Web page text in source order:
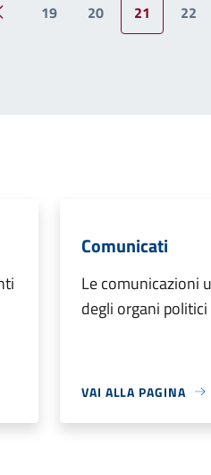
Pagina precedente
19 20 21 22
Comunicati
Le comunicazioni
degli organi
VAI ALLA PAGINA